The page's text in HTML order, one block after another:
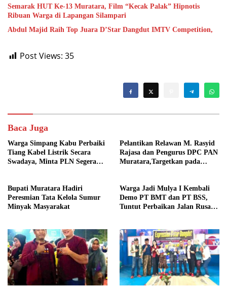
Semarak HUT Ke-13 Muratara, Film “Kecak Palak” Hipnotis
Ribuan Warga di Lapangan Silampari
Abdul Majid Raih Top Juara D’Star Dangdut IMTV Competition,
Post Views: 35
Baca Juga
Warga Simpang Kabu Perbaiki
Tiang Kabel Listrik Secara
Swadaya, Minta PLN Segera
Pelantikan Relawan M. Rasyid
Rajasa dan Pengurus DPC PAN
Muratara,Targetkan pada
Bupati Muratara Hadiri
Peresmian Tata Kelola Sumur
Minyak Masyarakat
Warga Jadi Mulya I Kembali
Demo PT BMT dan PT BSS,
Tuntut Perbaikan Jalan Rusak